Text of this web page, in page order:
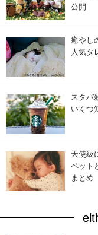
公開
癒やし
人気タ
スタバ
いくつ
天使級
ペット
まとめ